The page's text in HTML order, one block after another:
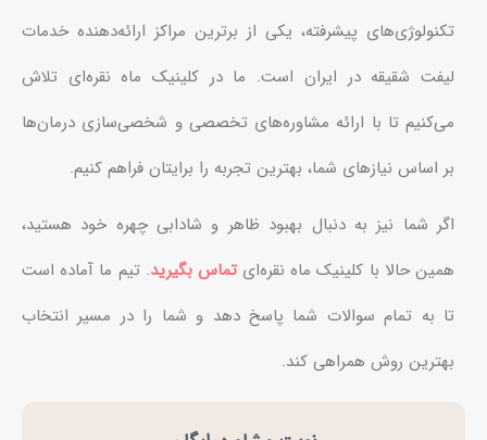
تکنولوژی‌های پیشرفته، یکی از برترین مراکز ارائه‌دهنده خدمات
لیفت شقیقه در ایران است. ما در کلینیک ماه نقره‌ای تلاش
می‌کنیم تا با ارائه مشاوره‌های تخصصی و شخصی‌سازی درمان‌ها
بر اساس نیازهای شما، بهترین تجربه را برایتان فراهم کنیم.
اگر شما نیز به دنبال بهبود ظاهر و شادابی چهره خود هستید،
همین حالا با کلینیک ماه نقره‌ایتماس بگیرید. تیم ما آماده است
تا به تمام سوالات شما پاسخ دهد و شما را در مسیر انتخاب
بهترین روش همراهی کند.